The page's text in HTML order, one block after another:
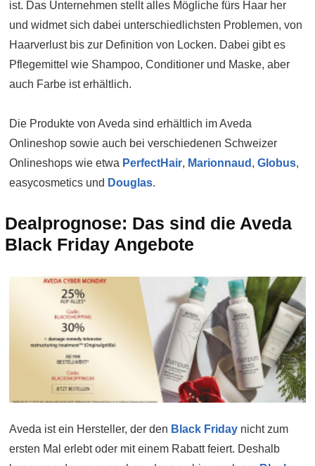
ist. Das Unternehmen stellt alles Mögliche fürs Haar her
und widmet sich dabei unterschiedlichsten Problemen, von
Haarverlust bis zur Definition von Locken. Dabei gibt es
Pflegemittel wie Shampoo, Conditioner und Maske, aber
auch Farbe ist erhältlich.
Die Produkte von Aveda sind erhältlich im Aveda
Onlineshop sowie auch bei verschiedenen Schweizer
Onlineshops wie etwa PerfectHair, Marionnaud , Globus,
easycosmetics und Douglas.
Dealprognose: Das sind die Aveda
Black Friday Angebote
Aveda ist ein Hersteller, der den Black Friday nicht zum
ersten Mal erlebt oder mit einem Rabatt feiert. Deshalb